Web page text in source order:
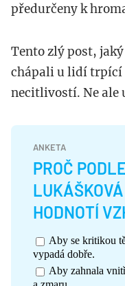
předurčeny k
Tento zlý post,
chápali u lidí trpící
necitlivostí. Ne ale
ANKETA
PROČ
HODNOTÍ
Aby se kritikou
vypadá dobře.
Aby zahnala